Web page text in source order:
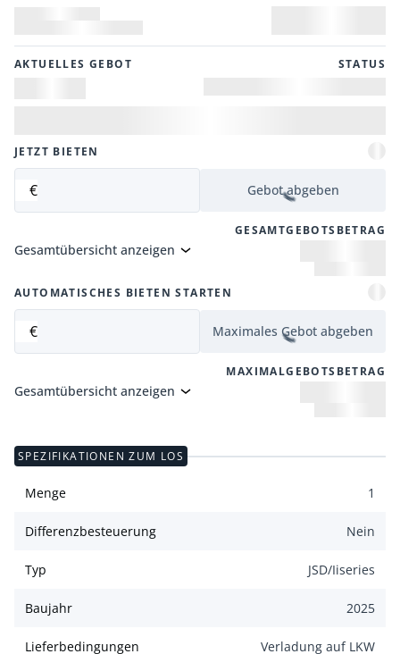
AKTUELLES GEBOT STATUS
JETZT BIETEN
€ Gebot abgeben
GESAMTGEBOTSBETRAG
Gesamtübersicht anzeigen
AUTOMATISCHES BIETEN STARTEN
€ Maximales Gebot abgeben
MAXIMALGEBOTSBETRAG
Gesamtübersicht anzeigen
SPEZIFIKATIONEN ZUM LOS
Menge 1
Differenzbesteuerung Nein
Typ JSD/Iiseries
Baujahr 2025
Lieferbedingungen Verladung auf LKW